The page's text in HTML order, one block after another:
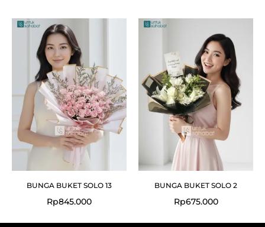
BUNGA BUKET SOLO 13
Rp845.000
BUNGA BUKET SOLO 2
Rp675.000